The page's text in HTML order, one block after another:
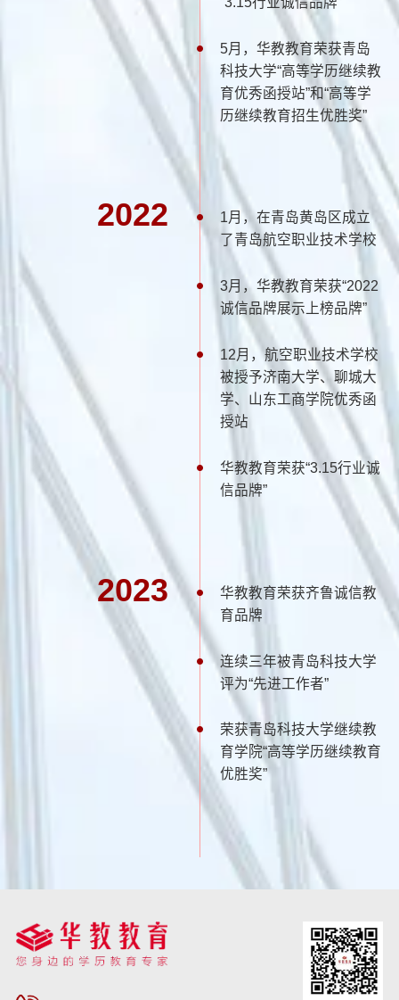
5月，华教教育荣获青岛
科技大学“高等学历继续教
育优秀函授站”和“高等学
历继续教育招生优胜奖”
2022
1月，在青岛黄岛区成立
了青岛航空职业技术学校
3月，华教教育荣获“2022
诚信品牌展示上榜品牌”
12月，航空职业技术学校
被授予济南大学、聊城大
学、山东工商学院优秀函
授站
华教教育荣获“3.15行业诚
信品牌”
2023
华教教育荣获齐鲁诚信教
育品牌
连续三年被青岛科技大学
评为“先进工作者”
荣获青岛科技大学继续教
育学院“高等学历继续教育
优胜奖”